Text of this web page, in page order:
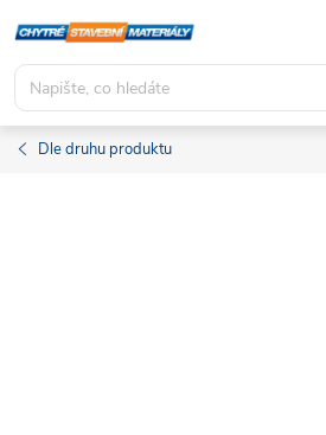
na
obsah
Dle druhu produktu